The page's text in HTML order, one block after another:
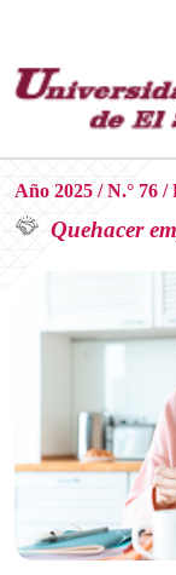
Año 2025 / N.° 76 /
Quehacer